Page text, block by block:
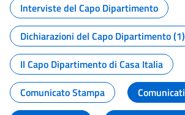
Interviste del Capo Dipartimento
Dichiarazioni del Capo Dipartimento (1)
Il Capo Dipartimento di Casa Italia
Comunicato Stampa